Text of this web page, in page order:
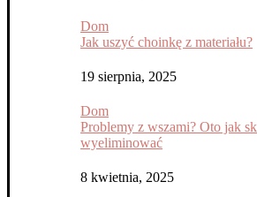
Dom
Jak uszyć choinkę z materiału?
19 sierpnia, 2025
Dom
Problemy z wszami? Oto jak
wyeliminować
8 kwietnia, 2025